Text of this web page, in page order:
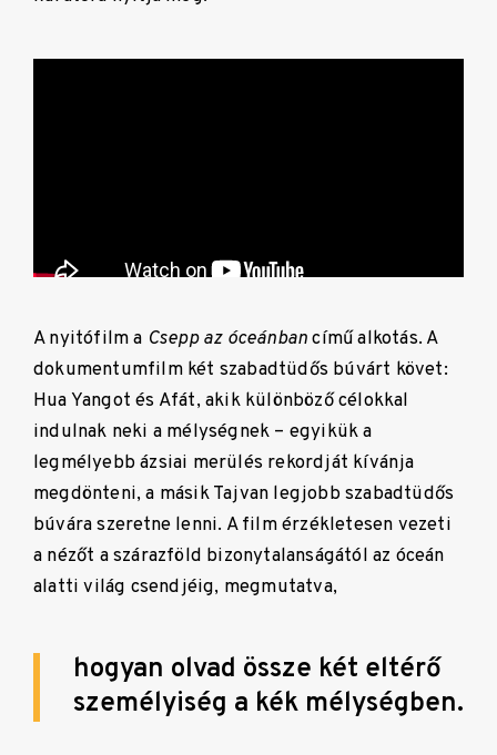
A nyitófilm a Csepp az óceánbancímű alkotás. A
dokumentumfilm két szabadtüdős búvárt követ:
Hua Yangot és Afát, akik különböző célokkal
indulnak neki a mélységnek – egyikük a
legmélyebb ázsiai merülés rekordját kívánja
megdönteni, a másik Tajvan legjobb szabadtüdős
búvára szeretne lenni. A film érzékletesen vezeti
a nézőt a szárazföld bizonytalanságától az óceán
alatti világ csendjéig, megmutatva,
hogyan olvad össze két eltérő
személyiség a kék mélységben.